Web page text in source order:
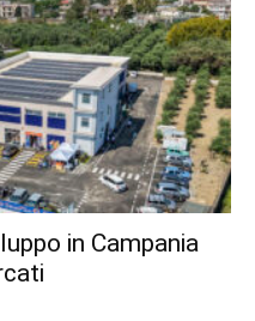
in Campania